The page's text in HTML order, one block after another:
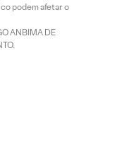
podem afetar o
ANBIMA DE